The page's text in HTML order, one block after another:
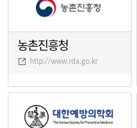
농촌진흥청
http://www.rda.go.kr